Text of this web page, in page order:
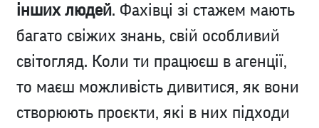
інших людей. Фахівці зі стажем мають
багато свіжих знань, свій особливий
світогляд. Коли ти працюєш в агенції,
то маєш можливість дивитися, як вони
створюють проєкти, які в них підходи